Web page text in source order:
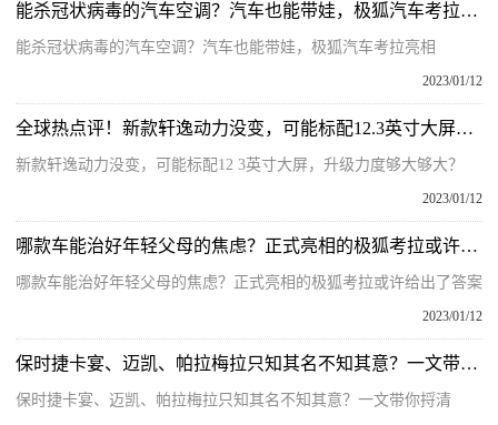
能杀冠状病毒的汽车空调？汽车也能带娃，极狐汽车考拉亮相
能杀冠状病毒的汽车空调？汽车也能带娃，极狐汽车考拉亮相
2023/01/12
全球热点评！新款轩逸动力没变，可能标配12.3英寸大屏，升级力度够大够大？
新款轩逸动力没变，可能标配12 3英寸大屏，升级力度够大够大？
2023/01/12
哪款车能治好年轻父母的焦虑？正式亮相的极狐考拉或许给出了答案
哪款车能治好年轻父母的焦虑？正式亮相的极狐考拉或许给出了答案
2023/01/12
保时捷卡宴、迈凯、帕拉梅拉只知其名不知其意？一文带你捋清
保时捷卡宴、迈凯、帕拉梅拉只知其名不知其意？一文带你捋清